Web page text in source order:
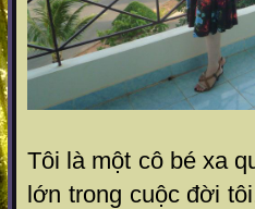
Tôi là một cô bé xa
lớn trong cuộc đời